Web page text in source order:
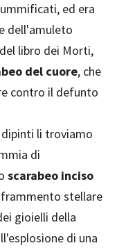
ed era
dell'amuleto
libro dei Morti,
del cuore, che
contro il defunto
li troviamo
di
scarabeo inciso
stellare
gioielli della
di una